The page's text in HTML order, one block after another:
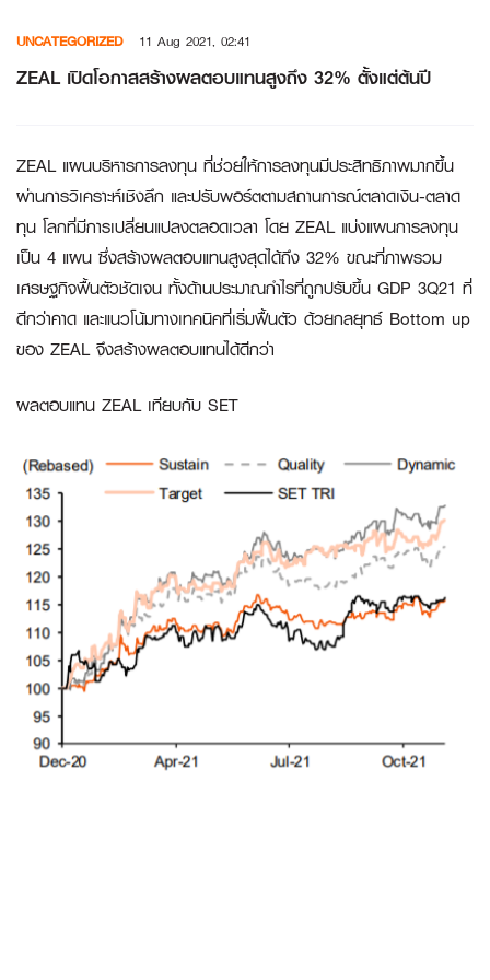
content
UNCATEGORIZED 11 Aug 2021, 02:41
ZEAL เปิดโอกาสสร้างผลตอบแทนสูงถึง 32% ตั้งแต่ต้นปี
ZEAL แผนบริหารการลงทุน ที่ช่วยให้การลงทุนมีประสิทธิภาพมากขึ้น
ผ่านการวิเคราะห์เชิงลึก และปรับพอร์ตตามสถานการณ์ตลาดเงิน-ตลาด
ทุน โลกที่มีการเปลี่ยนแปลงตลอดเวลา โดย ZEAL แบ่งแผนการลงทุน
เป็น 4 แผน ซึ่งสร้างผลตอบแทนสูงสุดได้ถึง 32% ขณะที่ภาพรวม
เศรษฐกิจฟื้นตัวชัดเจน ทั้งด้านประมาณกำไรที่ถูกปรับขึ้น GDP 3Q21 ที่
ดีกว่าคาด และแนวโน้มทางเทคนิคที่เริ่มฟื้นตัว ด้วยกลยุทธ์ Bottom up
ของ ZEAL จึงสร้างผลตอบแทนได้ดีกว่า
ผลตอบแทน ZEAL เทียบกับ SET